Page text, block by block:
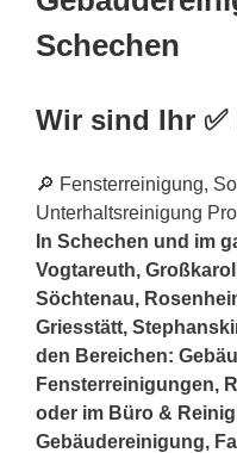
Schechen
Wir sind Ihr ✅
🔎 Fensterreinigung,
Unterhaltsreinigung
In Schechen und im
Vogtareuth,
Söchtenau,
Griesstätt,
den Bereichen:
Fensterreinigungen,
oder im Büro &
Gebäudereinigung,